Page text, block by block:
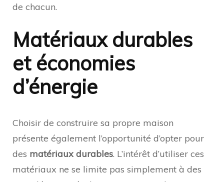
de chacun.
Matériaux durables
et économies
d’énergie
Choisir de construire sa propre maison
présente également l’opportunité d’opter pour
des matériaux durables. L’intérêt d’utiliser ces
matériaux ne se limite pas simplement à des